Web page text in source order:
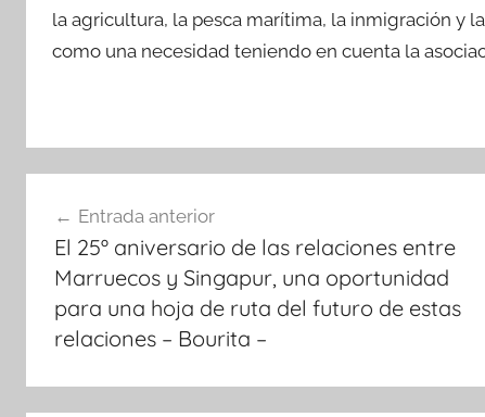
la agricultura, la pesca marítima, la inmigración y
como una necesidad teniendo en cuenta la
de
entradas
Entrada anterior
El 25º aniversario de las relaciones entre
Marruecos y Singapur, una oportunidad
para una hoja de ruta del futuro de estas
relaciones – Bourita –